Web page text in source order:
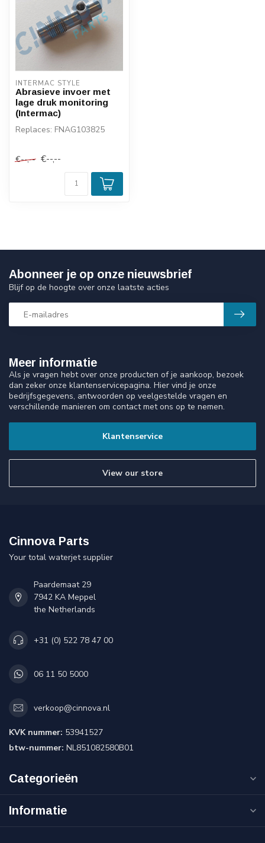
INTERMAC STYLE
Abrasieve invoer met
lage druk monitoring
(Intermac)
Replaces: FNAG103825
€--,-- €--,--
Meer informatie
Als je vragen hebt over onze producten of je aankoop, bezoek
dan zeker onze klantenservicepagina. Hier vind je onze
bedrijfsgegevens, antwoorden op veelgestelde vragen en
verschillende manieren om contact met ons op te nemen.
Klantenservice
View our store
Abonneer je op onze nieuwsbrief
Blijf op de hoogte over onze laatste acties
Cinnova Parts
Your total waterjet supplier
Paardemaat 29
7942 KA Meppel
the Netherlands
+31 (0) 522 78 47 00
06 11 50 5000
verkoop@cinnova.nl
KVK nummer: 53941527
btw-nummer: NL851082580B01
Categorieën
Informatie